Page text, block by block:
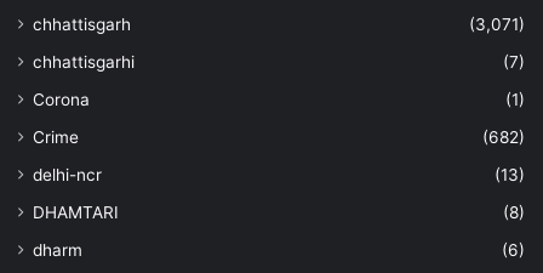
chhattisgarh
(3,071)
chhattisgarhi
(7)
Corona
(1)
Crime
(682)
delhi-ncr
(13)
DHAMTARI
(8)
dharm
(6)